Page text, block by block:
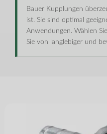
Bauer Kupplungen
ist. Sie sind optimal
Anwendungen. Wählen
Sie von langlebiger und